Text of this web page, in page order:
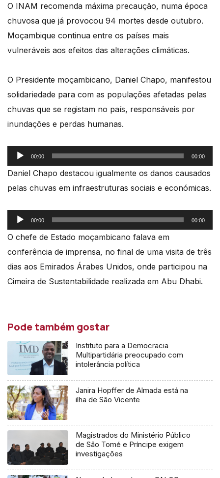
O INAM recomenda máxima precaução, numa época
chuvosa que já provocou 94 mortes desde outubro.
Moçambique continua entre os países mais
vulneráveis aos efeitos das alterações climáticas.
O Presidente moçambicano, Daniel Chapo, manifestou
solidariedade para com as populações afetadas pelas
chuvas que se registam no país, responsáveis por
inundações e perdas humanas.
Reprodutor
de
00:00 00:00
Daniel Chapo destacou igualmente os danos causados
pelas chuvas em infraestruturas sociais e económicas.
Reprodutor
de
00:00 00:00
O chefe de Estado moçambicano falava em
conferência de imprensa, no final de uma visita de três
dias aos Emirados Árabes Unidos, onde participou na
Cimeira de Sustentabilidade realizada em Abu Dhabi.
Pode também gostar
Instituto para a Democracia
Multipartidária preocupado com
intolerância política
Janira Hopffer de Almada está na
ilha de São Vicente
Magistrados do Ministério Público
de São Tomé e Príncipe exigem
investigações